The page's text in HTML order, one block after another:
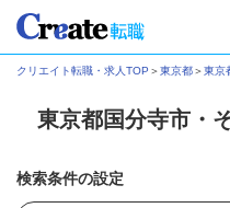
クリエイト転職・求人TOP ＞東京都＞東京
東京都国分寺市・
検索条件の設定